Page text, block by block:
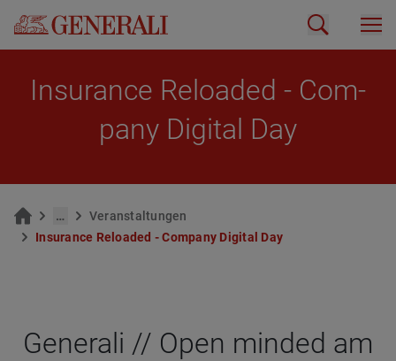
In­suran­ce Reloa­ded - Com­
pany Di­gi­tal Day
…
Ver­an­stal­tun­gen
In­suran­ce Reloa­ded - Com­pany Di­gi­tal Day
Gene­rali // Open min­ded am